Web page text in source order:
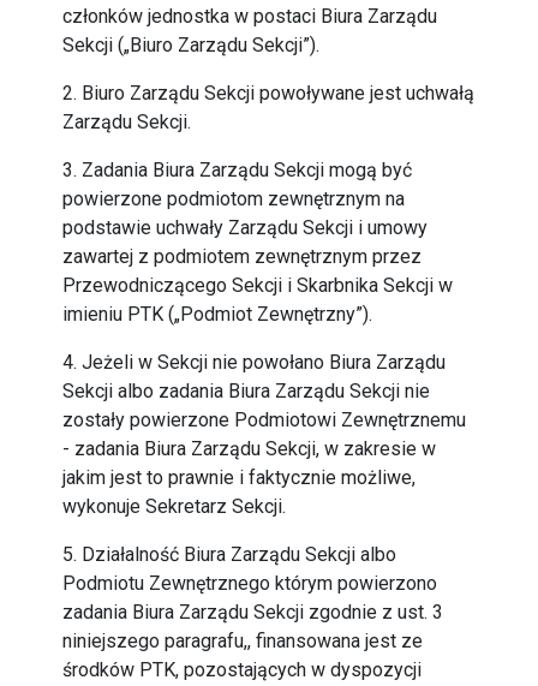
członków jednostka w postaci Biura Zarządu
Sekcji („Biuro Zarządu Sekcji”).
2. Biuro Zarządu Sekcji powoływane jest uchwałą
Zarządu Sekcji.
3. Zadania Biura Zarządu Sekcji mogą być
powierzone podmiotom zewnętrznym na
podstawie uchwały Zarządu Sekcji i umowy
zawartej z podmiotem zewnętrznym przez
Przewodniczącego Sekcji i Skarbnika Sekcji w
imieniu PTK („Podmiot Zewnętrzny”).
4. Jeżeli w Sekcji nie powołano Biura Zarządu
Sekcji albo zadania Biura Zarządu Sekcji nie
zostały powierzone Podmiotowi Zewnętrznemu
- zadania Biura Zarządu Sekcji, w zakresie w
jakim jest to prawnie i faktycznie możliwe,
wykonuje Sekretarz Sekcji.
5. Działalność Biura Zarządu Sekcji albo
Podmiotu Zewnętrznego którym powierzono
zadania Biura Zarządu Sekcji zgodnie z ust. 3
niniejszego paragrafu,, finansowana jest ze
środków PTK, pozostających w dyspozycji